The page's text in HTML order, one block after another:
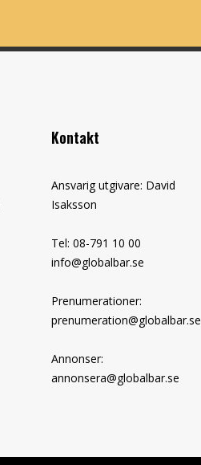
Kontakt
Ansvarig utgivare: David
Isaksson
Tel: 08-791 10 00
info@globalbar.se
Prenumerationer:
prenumeration@globalbar.se
Annonser:
annonsera@globalbar.se